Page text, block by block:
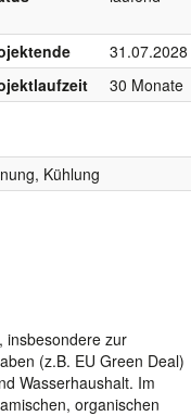
31.07.2028
30 Monate
Kühlung
insbesondere zur
(z.B. EU Green Deal)
Wasserhaushalt. Im
organischen